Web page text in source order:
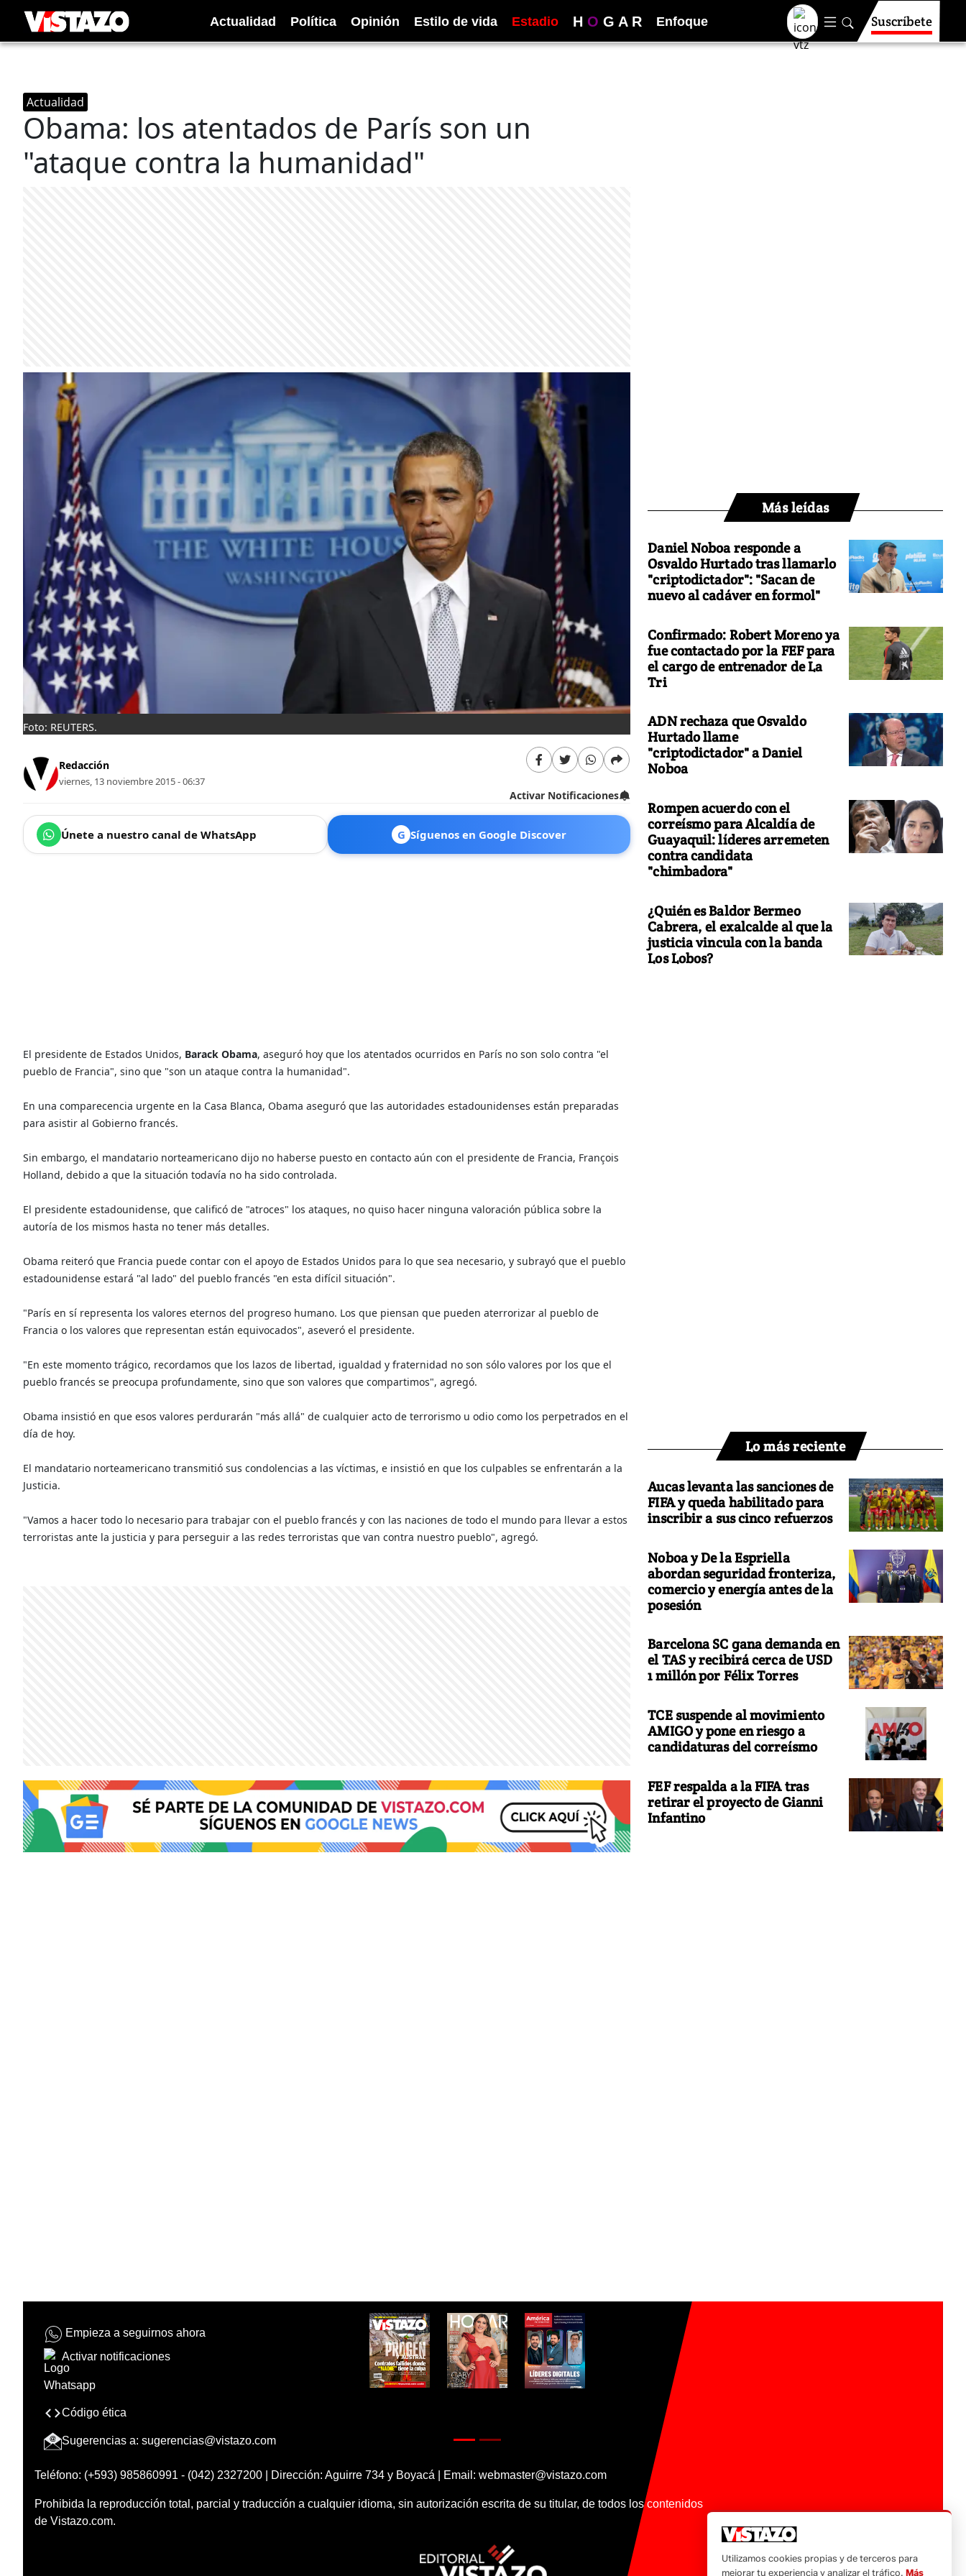
Actualidad Política Opinión Estilo de vida Estadio H O G A R Enfoque Suscríbete
Actualidad
Obama: los atentados de París son un
"ataque contra la humanidad"
Foto: REUTERS.
Redacción
viernes, 13 noviembre 2015 - 06:37
Activar Notificaciones
Únete a nuestro canal de WhatsApp G Síguenos en Google Discover
El presidente de Estados Unidos, Barack Obama, aseguró hoy que los atentados ocurridos en París no son solo contra "el
pueblo de Francia", sino que "son un ataque contra la humanidad".
En una comparecencia urgente en la Casa Blanca, Obama aseguró que las autoridades estadounidenses están preparadas
para asistir al Gobierno francés.
Sin embargo, el mandatario norteamericano dijo no haberse puesto en contacto aún con el presidente de Francia, François
Holland, debido a que la situación todavía no ha sido controlada.
El presidente estadounidense, que calificó de "atroces" los ataques, no quiso hacer ninguna valoración pública sobre la
autoría de los mismos hasta no tener más detalles.
Obama reiteró que Francia puede contar con el apoyo de Estados Unidos para lo que sea necesario, y subrayó que el pueblo
estadounidense estará "al lado" del pueblo francés "en esta difícil situación".
"París en sí representa los valores eternos del progreso humano. Los que piensan que pueden aterrorizar al pueblo de
Francia o los valores que representan están equivocados", aseveró el presidente.
"En este momento trágico, recordamos que los lazos de libertad, igualdad y fraternidad no son sólo valores por los que el
pueblo francés se preocupa profundamente, sino que son valores que compartimos", agregó.
Obama insistió en que esos valores perdurarán "más allá" de cualquier acto de terrorismo u odio como los perpetrados en el
día de hoy.
El mandatario norteamericano transmitió sus condolencias a las víctimas, e insistió en que los culpables se enfrentarán a la
Justicia.
"Vamos a hacer todo lo necesario para trabajar con el pueblo francés y con las naciones de todo el mundo para llevar a estos
terroristas ante la justicia y para perseguir a las redes terroristas que van contra nuestro pueblo", agregó.
Más leídas
Daniel Noboa responde a
Osvaldo Hurtado tras llamarlo
"criptodictador": "Sacan de
nuevo al cadáver en formol"
Confirmado: Robert Moreno ya
fue contactado por la FEF para
el cargo de entrenador de La
Tri
ADN rechaza que Osvaldo
Hurtado llame
"criptodictador" a Daniel
Noboa
Rompen acuerdo con el
correísmo para Alcaldía de
Guayaquil: líderes arremeten
contra candidata
"chimbadora"
¿Quién es Baldor Bermeo
Cabrera, el exalcalde al que la
justicia vincula con la banda
Los Lobos?
Lo más reciente
Aucas levanta las sanciones de
FIFA y queda habilitado para
inscribir a sus cinco refuerzos
Noboa y De la Espriella
abordan seguridad fronteriza,
comercio y energía antes de la
posesión
Barcelona SC gana demanda en
el TAS y recibirá cerca de USD
1 millón por Félix Torres
TCE suspende al movimiento
AMIGO y pone en riesgo a
candidaturas del correísmo
FEF respalda a la FIFA tras
retirar el proyecto de Gianni
Infantino
Empieza a seguirnos ahora
Activar notificaciones
Código ética
Sugerencias a: sugerencias@vistazo.com
Teléfono: (+593) 985860991 - (042) 2327200 | Dirección: Aguirre 734 y Boyacá | Email: webmaster@vistazo.com
Prohibida la reproducción total, parcial y traducción a cualquier idioma, sin autorización escrita de su titular, de todos los contenidos
de Vistazo.com.
Utilizamos cookies propias y de terceros para
mejorar tu experiencia y analizar el tráfico. Más